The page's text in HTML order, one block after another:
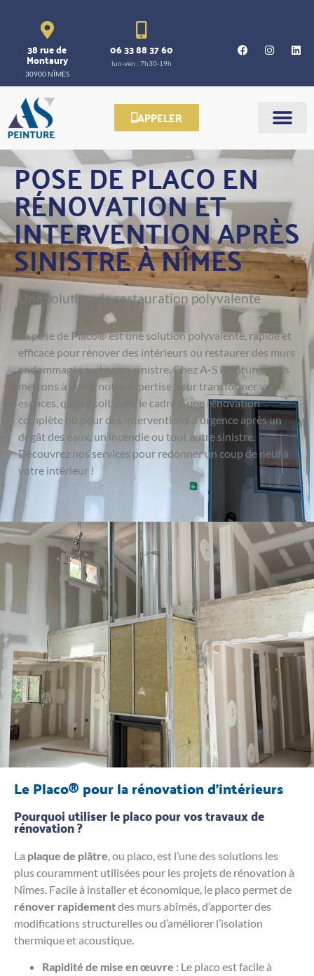
38 rue de
Montaury
30900 NÎMES
06 33 88 37 60
lun-ven : 7h30-19h
APPELER
POSE DE PLACO EN
RÉNOVATION ET
INTERVENTION APRÈS
SINISTRE À NÎMES
Une solution de restauration polyvalente
La pose de Placo® est une solution polyvalente, rapide et
efficace pour rénover des intérieurs ou restaurer des murs
endommagés suite à un sinistre. Chez A-S Peinture, nous
mettons à profit notre expertise pour transformer vos
espaces, que ce soit dans le cadre d’une rénovation
complète ou pour des interventions d’urgence après un
dégât des eaux, un incendie ou tout autre sinistre.
Découvrez nos services pour redonner un coup de neuf à
votre intérieur !
Le Placo® pour la rénovation d'intérieurs
Pourquoi utiliser le placo pour vos travaux de
rénovation ?
La plaque de plâtre, ou placo, est l’une des solutions les
plus couramment utilisées pour les projets de rénovation à
Nîmes. Facile à installer et économique, le placo permet de
rénover rapidementdes murs abîmés, d’apporter des
modifications structurelles ou d’améliorer l’isolation
thermique et acoustique.
Rapidité de mise en œuvre : Le placo est facile à